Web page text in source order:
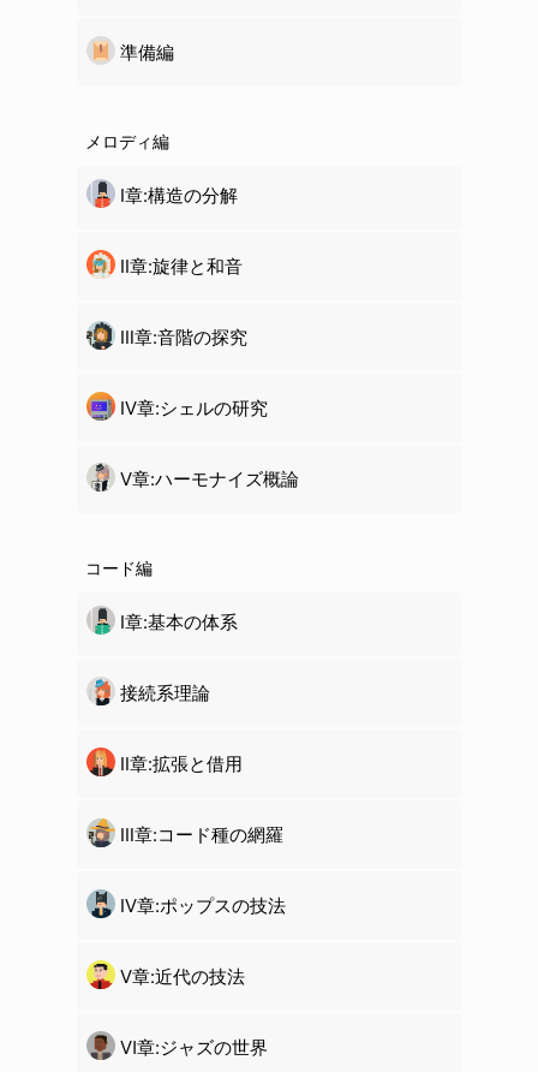
準備編
メロディ編
Ⅰ章:構造の分解
Ⅱ章:旋律と和音
Ⅲ章:音階の探究
Ⅳ章:シェルの研究
Ⅴ章:ハーモナイズ概論
コード編
Ⅰ章:基本の体系
接続系理論
Ⅱ章:拡張と借用
Ⅲ章:コード種の網羅
Ⅳ章:ポップスの技法
Ⅴ章:近代の技法
Ⅵ章:ジャズの世界